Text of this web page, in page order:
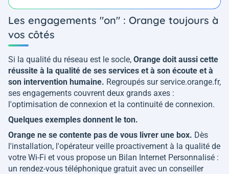
Les engagements "on" : Orange toujours à
vos côtés
Si la qualité du réseau est le socle, Orange doit aussi cette
réussite à la qualité de ses services et à son écoute et à
son intervention humaine. Regroupés sur service.orange.fr,
ses engagements couvrent deux grands axes :
l'optimisation de connexion et la continuité de connexion.
Quelques exemples donnent le ton.
Orange ne se contente pas de vous livrer une box. Dès
l'installation, l'opérateur veille proactivement à la qualité de
votre Wi-Fi et vous propose un Bilan Internet Personnalisé :
un rendez-vous téléphonique gratuit avec un conseiller